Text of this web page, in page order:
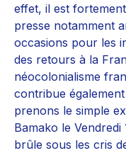
effet, il est
presse notamment
occasions pour les
des retours à la
néocolonialisme
contribue
prenons le simple
Bamako le
brûle sous les cris